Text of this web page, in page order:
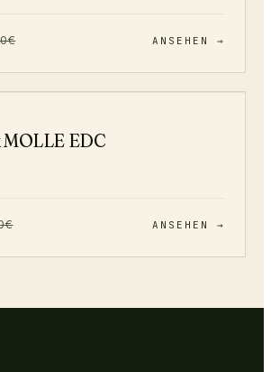
€ ANSEHEN →
MOLLE EDC
€ ANSEHEN →